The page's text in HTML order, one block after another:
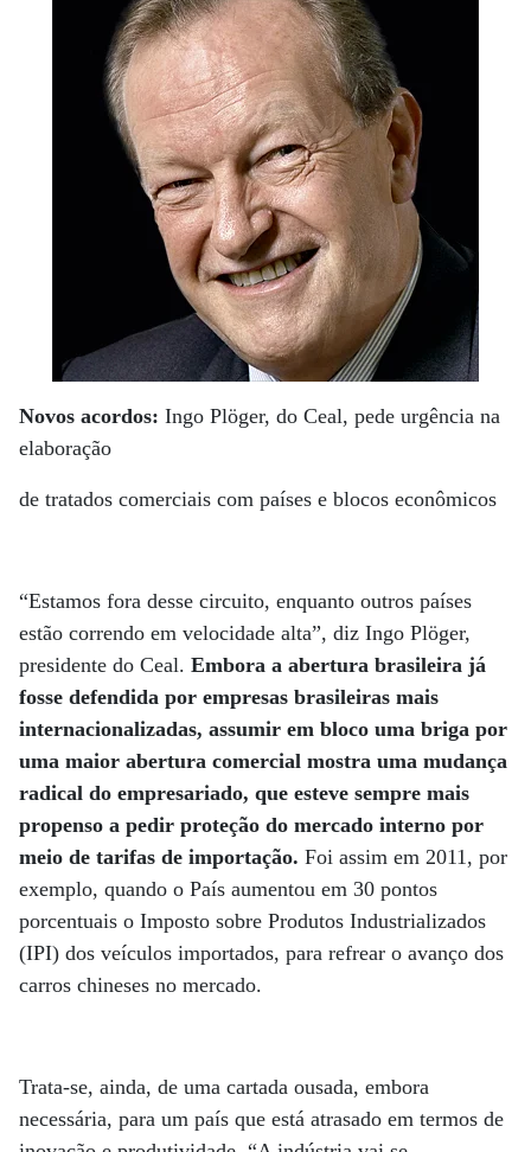
Novos acordos: Ingo Plöger, do Ceal, pede urgência na
elaboração
de tratados comerciais com países e blocos econômicos
“Estamos fora desse circuito, enquanto outros países
estão correndo em velocidade alta”, diz Ingo Plöger,
presidente do Ceal. Embora a abertura brasileira já
fosse defendida por empresas brasileiras mais
internacionalizadas, assumir em bloco uma briga por
uma maior abertura comercial mostra uma mudança
radical do empresariado, que esteve sempre mais
propenso a pedir proteção do mercado interno por
meio de tarifas de importação. Foi assim em 2011, por
exemplo, quando o País aumentou em 30 pontos
porcentuais o Imposto sobre Produtos Industrializados
(IPI) dos veículos importados, para refrear o avanço dos
carros chineses no mercado.
Trata-se, ainda, de uma cartada ousada, embora
necessária, para um país que está atrasado em termos de